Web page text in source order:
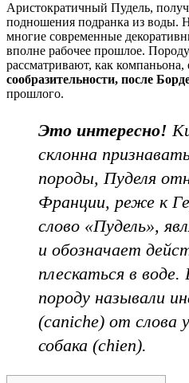
Аристократичный Пудель,
подношения подранка из воды.
многие современные
вполне рабочее прошлое.
рассматривают, как компаньона,
сообразительности, после
прошлого.
Это интересно!
склонна
породы, Пуделя
Франции, реже к
слово «Пудель»,
и обозначает
плескаться в
породу называли
(caniche) от слова
собака (chien).